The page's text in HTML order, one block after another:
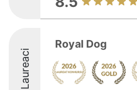
Laureaci
Royal Dog